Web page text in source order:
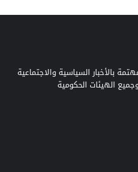
المهتمة بالأخبار السياسية والاجتماعية
وجميع الهيئات الحكومية